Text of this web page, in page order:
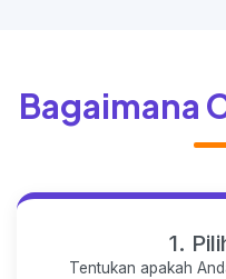
Bagaimana
1.
Tentukan apakah